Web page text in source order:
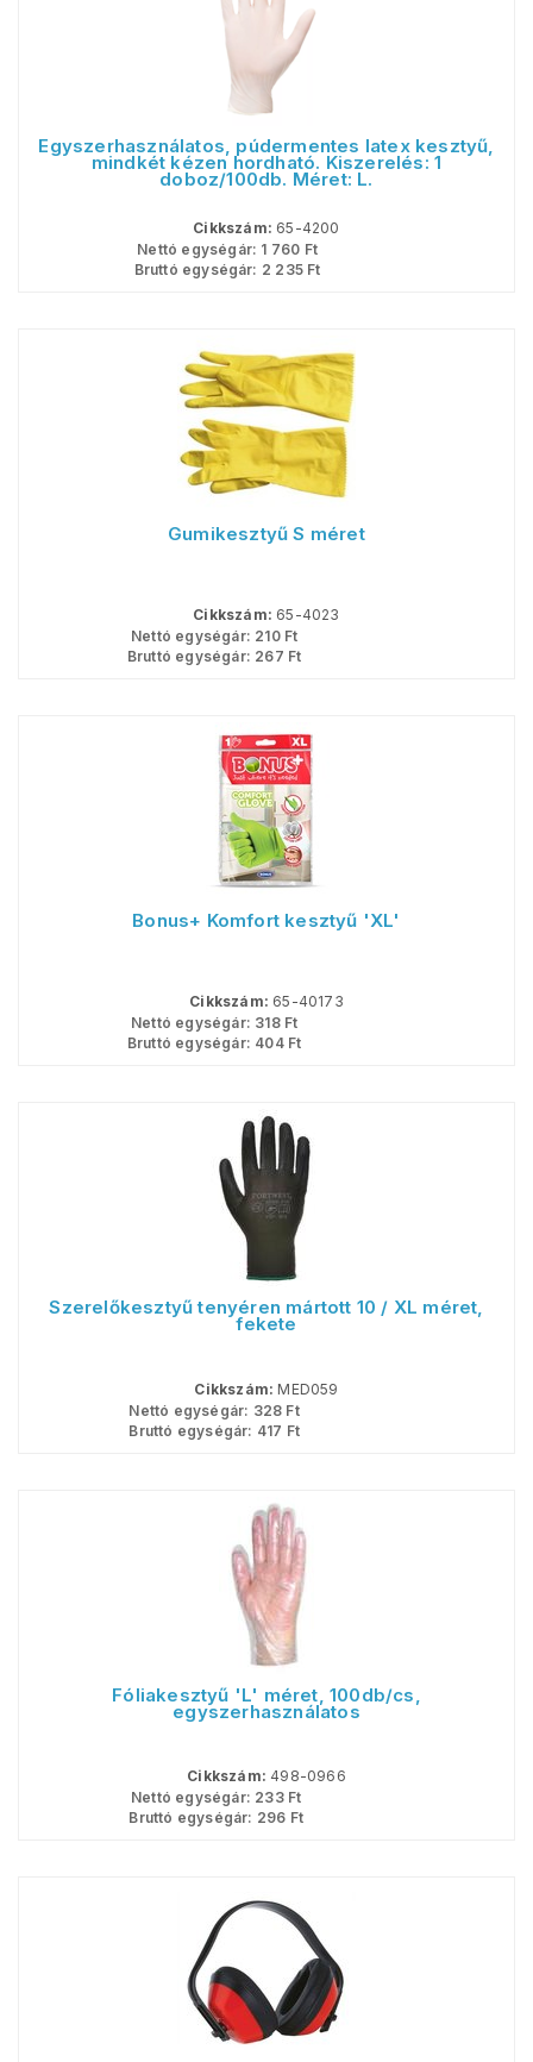
Egyszerhasználatos, púdermentes latex kesztyű,
mindkét kézen hordható. Kiszerelés: 1
doboz/100db. Méret: L.
Cikkszám: 65-4200
Nettó egységár: 1 760 Ft
Bruttó egységár: 2 235Ft
Gumikesztyű S méret
Cikkszám: 65-4023
Nettó egységár: 210Ft
Bruttó egységár: 267 Ft
Bonus+ Komfort kesztyű 'XL'
Cikkszám: 65-40173
Nettó egységár: 318Ft
Bruttó egységár: 404Ft
Szerelőkesztyű tenyéren mártott 10 / XL méret,
fekete
Cikkszám: MED059
Nettó egységár: 328 Ft
Bruttó egységár: 417 Ft
Fóliakesztyű 'L' méret, 100db/cs,
egyszerhasználatos
Cikkszám: 498-0966
Nettó egységár: 233Ft
Bruttó egységár: 296 Ft